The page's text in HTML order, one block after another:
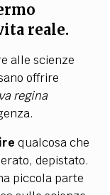
reale.
alle scienze
offrire
regina
qualcosa che
depistato.
piccola parte